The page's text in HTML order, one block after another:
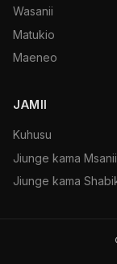
Wasanii
Matukio
Maeneo
JAMII
Kuhusu
Jiunge kama Msanii
Jiunge kama